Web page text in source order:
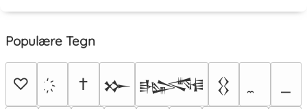
Populære Tegn
♡ † 𒁍 𒈙 𒌐